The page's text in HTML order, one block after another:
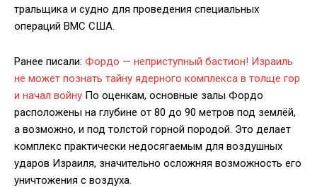
тральщика и судно для проведения специальных
операций ВМС США.
Ранее писали: Фордо — неприступный бастион! Израиль
не может познать тайну ядерного комплекса в толще гор
и начал войну По оценкам, основные залы Фордо
расположены на глубине от 80 до 90 метров под землёй,
а возможно, и под толстой горной породой. Это делает
комплекс практически недосягаемым для воздушных
ударов Израиля, значительно осложняя возможность его
уничтожения с воздуха.